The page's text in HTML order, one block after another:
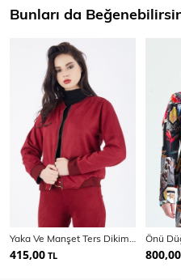
Bunları da
415,00 TL 800,00